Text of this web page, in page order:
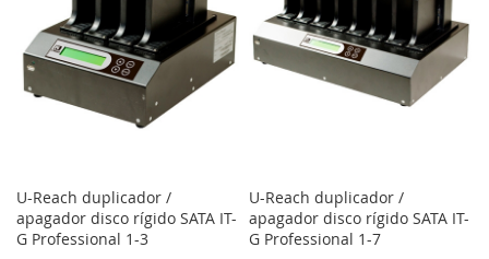
U-Reach duplicador /
apagador disco rígido SATA IT-
G Professional 1-3
U-Reach duplicador /
apagador disco rígido SATA IT-
G Professional 1-7